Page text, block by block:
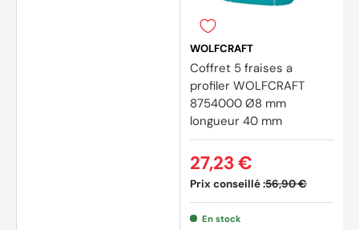
WOLFCRAFT
Coffret 5 fraises a
profiler WOLFCRAFT
8754000 Ø8 mm
longueur 40 mm
Prix conseillé :56,90 €
27,23 €
En stock